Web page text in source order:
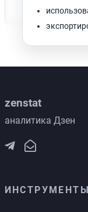
zenstat
аналитика Дзен
ИНСТРУМЕНТЫ